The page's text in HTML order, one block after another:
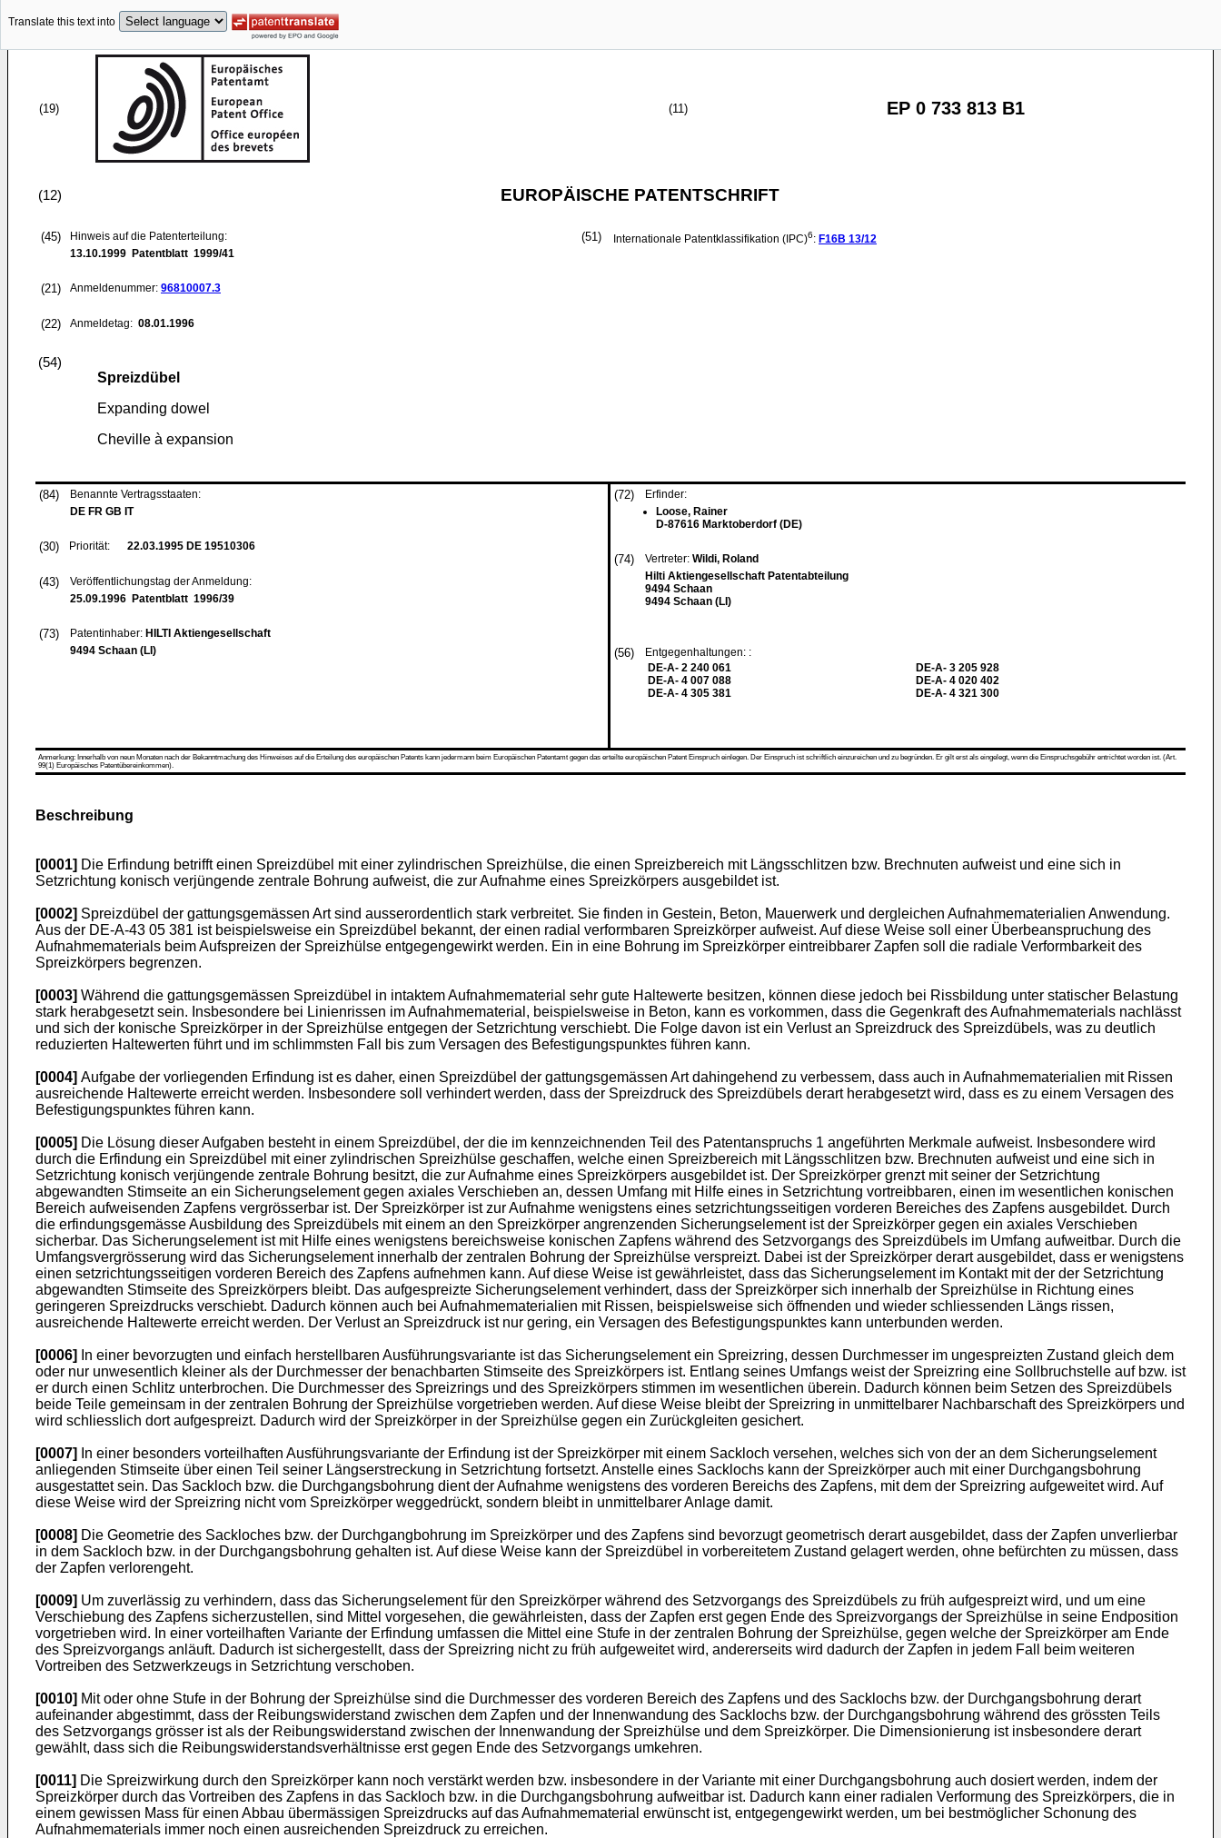
Translate this text into
(19) (11) EP 0 733 813 B1
(12) EUROPÄISCHE PATENTSCHRIFT
(45)
Hinweis auf die Patenterteilung:
13.10.1999 Patentblatt 1999/41
(21) Anmeldenummer: 96810007.3
(22) Anmeldetag: 08.01.1996
(51) Internationale Patentklassifikation (IPC)6: F16B 13/12
(54)
Spreizdübel
Expanding dowel
Cheville à expansion
(84)
Benannte Vertragsstaaten:
DE FR GB IT
(30) Priorität: 22.03.1995 DE 19510306
(43)
Veröffentlichungstag der Anmeldung:
25.09.1996 Patentblatt 1996/39
(73) Patentinhaber: HILTI Aktiengesellschaft
9494 Schaan (LI)
(72)
Erfinder:
Loose, Rainer
D-87616 Marktoberdorf (DE)
(74) Vertreter: Wildi, Roland
Hilti Aktiengesellschaft Patentabteilung
9494 Schaan
9494 Schaan (LI)
(56)
Entgegenhaltungen: :
DE-A- 2 240 061
DE-A- 4 007 088
DE-A- 4 305 381
DE-A- 3 205 928
DE-A- 4 020 402
DE-A- 4 321 300
Anmerkung: Innerhalb von neun Monaten nach der Bekanntmachung des Hinweises auf die Erteilung des europäischen Patents kann jedermann beim Europäischen Patentamt gegen das erteilte europäischen Patent Einspruch einlegen. Der Einspruch ist schriftlich einzureichen und zu begründen. Er gilt erst als eingelegt, wenn die Einspruchsgebühr entrichtet worden ist. (Art.
99(1) Europäisches Patentübereinkommen).
Beschreibung
[0001] Die Erfindung betrifft einen Spreizdübel mit einer zylindrischen Spreizhülse, die einen Spreizbereich mit Längsschlitzen bzw. Brechnuten aufweist und eine sich in
Setzrichtung konisch verjüngende zentrale Bohrung aufweist, die zur Aufnahme eines Spreizkörpers ausgebildet ist.
[0002] Spreizdübel der gattungsgemässen Art sind ausserordentlich stark verbreitet. Sie finden in Gestein, Beton, Mauerwerk und dergleichen Aufnahmematerialien Anwendung.
Aus der DE-A-43 05 381 ist beispielsweise ein Spreizdübel bekannt, der einen radial verformbaren Spreizkörper aufweist. Auf diese Weise soll einer Überbeanspruchung des
Aufnahmematerials beim Aufspreizen der Spreizhülse entgegengewirkt werden. Ein in eine Bohrung im Spreizkörper eintreibbarer Zapfen soll die radiale Verformbarkeit des
Spreizkörpers begrenzen.
[0003] Während die gattungsgemässen Spreizdübel in intaktem Aufnahmematerial sehr gute Haltewerte besitzen, können diese jedoch bei Rissbildung unter statischer Belastung
stark herabgesetzt sein. Insbesondere bei Linienrissen im Aufnahmematerial, beispielsweise in Beton, kann es vorkommen, dass die Gegenkraft des Aufnahmematerials nachlässt
und sich der konische Spreizkörper in der Spreizhülse entgegen der Setzrichtung verschiebt. Die Folge davon ist ein Verlust an Spreizdruck des Spreizdübels, was zu deutlich
reduzierten Haltewerten führt und im schlimmsten Fall bis zum Versagen des Befestigungspunktes führen kann.
[0004] Aufgabe der vorliegenden Erfindung ist es daher, einen Spreizdübel der gattungsgemässen Art dahingehend zu verbessem, dass auch in Aufnahmematerialien mit Rissen
ausreichende Haltewerte erreicht werden. Insbesondere soll verhindert werden, dass der Spreizdruck des Spreizdübels derart herabgesetzt wird, dass es zu einem Versagen des
Befestigungspunktes führen kann.
[0005] Die Lösung dieser Aufgaben besteht in einem Spreizdübel, der die im kennzeichnenden Teil des Patentanspruchs 1 angeführten Merkmale aufweist. Insbesondere wird
durch die Erfindung ein Spreizdübel mit einer zylindrischen Spreizhülse geschaffen, welche einen Spreizbereich mit Längsschlitzen bzw. Brechnuten aufweist und eine sich in
Setzrichtung konisch verjüngende zentrale Bohrung besitzt, die zur Aufnahme eines Spreizkörpers ausgebildet ist. Der Spreizkörper grenzt mit seiner der Setzrichtung
abgewandten Stimseite an ein Sicherungselement gegen axiales Verschieben an, dessen Umfang mit Hilfe eines in Setzrichtung vortreibbaren, einen im wesentlichen konischen
Bereich aufweisenden Zapfens vergrösserbar ist. Der Spreizkörper ist zur Aufnahme wenigstens eines setzrichtungsseitigen vorderen Bereiches des Zapfens ausgebildet. Durch
die erfindungsgemässe Ausbildung des Spreizdübels mit einem an den Spreizkörper angrenzenden Sicherungselement ist der Spreizkörper gegen ein axiales Verschieben
sicherbar. Das Sicherungselement ist mit Hilfe eines wenigstens bereichsweise konischen Zapfens während des Setzvorgangs des Spreizdübels im Umfang aufweitbar. Durch die
Umfangsvergrösserung wird das Sicherungselement innerhalb der zentralen Bohrung der Spreizhülse verspreizt. Dabei ist der Spreizkörper derart ausgebildet, dass er wenigstens
einen setzrichtungsseitigen vorderen Bereich des Zapfens aufnehmen kann. Auf diese Weise ist gewährleistet, dass das Sicherungselement im Kontakt mit der der Setzrichtung
abgewandten Stimseite des Spreizkörpers bleibt. Das aufgespreizte Sicherungselement verhindert, dass der Spreizkörper sich innerhalb der Spreizhülse in Richtung eines
geringeren Spreizdrucks verschiebt. Dadurch können auch bei Aufnahmematerialien mit Rissen, beispielsweise sich öffnenden und wieder schliessenden Längs rissen,
ausreichende Haltewerte erreicht werden. Der Verlust an Spreizdruck ist nur gering, ein Versagen des Befestigungspunktes kann unterbunden werden.
[0006]
In einer bevorzugten und einfach herstellbaren Ausführungsvariante ist das Sicherungselement ein Spreizring, dessen Durchmesser im ungespreizten Zustand gleich dem
oder nur unwesentlich kleiner als der Durchmesser der benachbarten Stimseite des Spreizkörpers ist. Entlang seines Umfangs weist der Spreizring eine Sollbruchstelle auf bzw. ist
er durch einen Schlitz unterbrochen. Die Durchmesser des Spreizrings und des Spreizkörpers stimmen im wesentlichen überein. Dadurch können beim Setzen des Spreizdübels
beide Teile gemeinsam in der zentralen Bohrung der Spreizhülse vorgetrieben werden. Auf diese Weise bleibt der Spreizring in unmittelbarer Nachbarschaft des Spreizkörpers und
wird schliesslich dort aufgespreizt. Dadurch wird der Spreizkörper in der Spreizhülse gegen ein Zurückgleiten gesichert.
[0007]
In einer besonders vorteilhaften Ausführungsvariante der Erfindung ist der Spreizkörper mit einem Sackloch versehen, welches sich von der an dem Sicherungselement
anliegenden Stimseite über einen Teil seiner Längserstreckung in Setzrichtung fortsetzt. Anstelle eines Sacklochs kann der Spreizkörper auch mit einer Durchgangsbohrung
ausgestattet sein. Das Sackloch bzw. die Durchgangsbohrung dient der Aufnahme wenigstens des vorderen Bereichs des Zapfens, mit dem der Spreizring aufgeweitet wird. Auf
diese Weise wird der Spreizring nicht vom Spreizkörper weggedrückt, sondern bleibt in unmittelbarer Anlage damit.
[0008] Die Geometrie des Sackloches bzw. der Durchgangbohrung im Spreizkörper und des Zapfens sind bevorzugt geometrisch derart ausgebildet, dass der Zapfen unverlierbar
in dem Sackloch bzw. in der Durchgangsbohrung gehalten ist. Auf diese Weise kann der Spreizdübel in vorbereitetem Zustand gelagert werden, ohne befürchten zu müssen, dass
der Zapfen verlorengeht.
[0009] Um zuverlässig zu verhindern, dass das Sicherungselement für den Spreizkörper während des Setzvorgangs des Spreizdübels zu früh aufgespreizt wird, und um eine
Verschiebung des Zapfens sicherzustellen, sind Mittel vorgesehen, die gewährleisten, dass der Zapfen erst gegen Ende des Spreizvorgangs der Spreizhülse in seine Endposition
vorgetrieben wird. In einer vorteilhaften Variante der Erfindung umfassen die Mittel eine Stufe in der zentralen Bohrung der Spreizhülse, gegen welche der Spreizkörper am Ende
des Spreizvorgangs anläuft. Dadurch ist sichergestellt, dass der Spreizring nicht zu früh aufgeweitet wird, andererseits wird dadurch der Zapfen in jedem Fall beim weiteren
Vortreiben des Setzwerkzeugs in Setzrichtung verschoben.
[0010] Mit oder ohne Stufe in der Bohrung der Spreizhülse sind die Durchmesser des vorderen Bereich des Zapfens und des Sacklochs bzw. der Durchgangsbohrung derart
aufeinander abgestimmt, dass der Reibungswiderstand zwischen dem Zapfen und der Innenwandung des Sacklochs bzw. der Durchgangsbohrung während des grössten Teils
des Setzvorgangs grösser ist als der Reibungswiderstand zwischen der Innenwandung der Spreizhülse und dem Spreizkörper. Die Dimensionierung ist insbesondere derart
gewählt, dass sich die Reibungswiderstandsverhältnisse erst gegen Ende des Setzvorgangs umkehren.
[0011] Die Spreizwirkung durch den Spreizkörper kann noch verstärkt werden bzw. insbesondere in der Variante mit einer Durchgangsbohrung auch dosiert werden, indem der
Spreizkörper durch das Vortreiben des Zapfens in das Sackloch bzw. in die Durchgangsbohrung aufweitbar ist. Dadurch kann einer radialen Verformung des Spreizkörpers, die in
einem gewissen Mass für einen Abbau übermässigen Spreizdrucks auf das Aufnahmematerial erwünscht ist, entgegengewirkt werden, um bei bestmöglicher Schonung des
Aufnahmematerials immer noch einen ausreichenden Spreizdruck zu erreichen.